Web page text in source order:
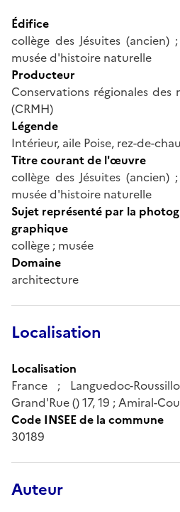
Édifice
collège des Jésuites (ancien)
musée d'histoire naturelle
Producteur
Conservations régionales
(CRMH)
Légende
Intérieur, aile Poise, rez-de-
Titre courant de l'œuvre
collège des Jésuites (ancien)
musée d'histoire naturelle
Sujet représenté par la
graphique
collège ; musée
Domaine
architecture
Localisation
Localisation
France ; Languedoc-
Grand'Rue () 17, 19 ; Amiral-
Code INSEE de la commune
30189
Auteur